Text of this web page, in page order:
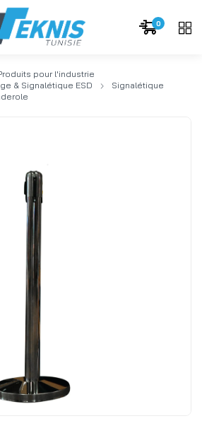
0
pour l'industrie
& Signalétique ESD
Signalétique